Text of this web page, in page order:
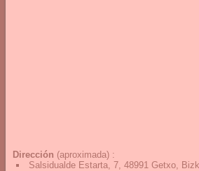
Dirección (aproximada) :
Salsidualde Estarta, 7, 48991 Getxo,